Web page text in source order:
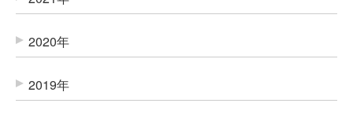
2020年
2019年